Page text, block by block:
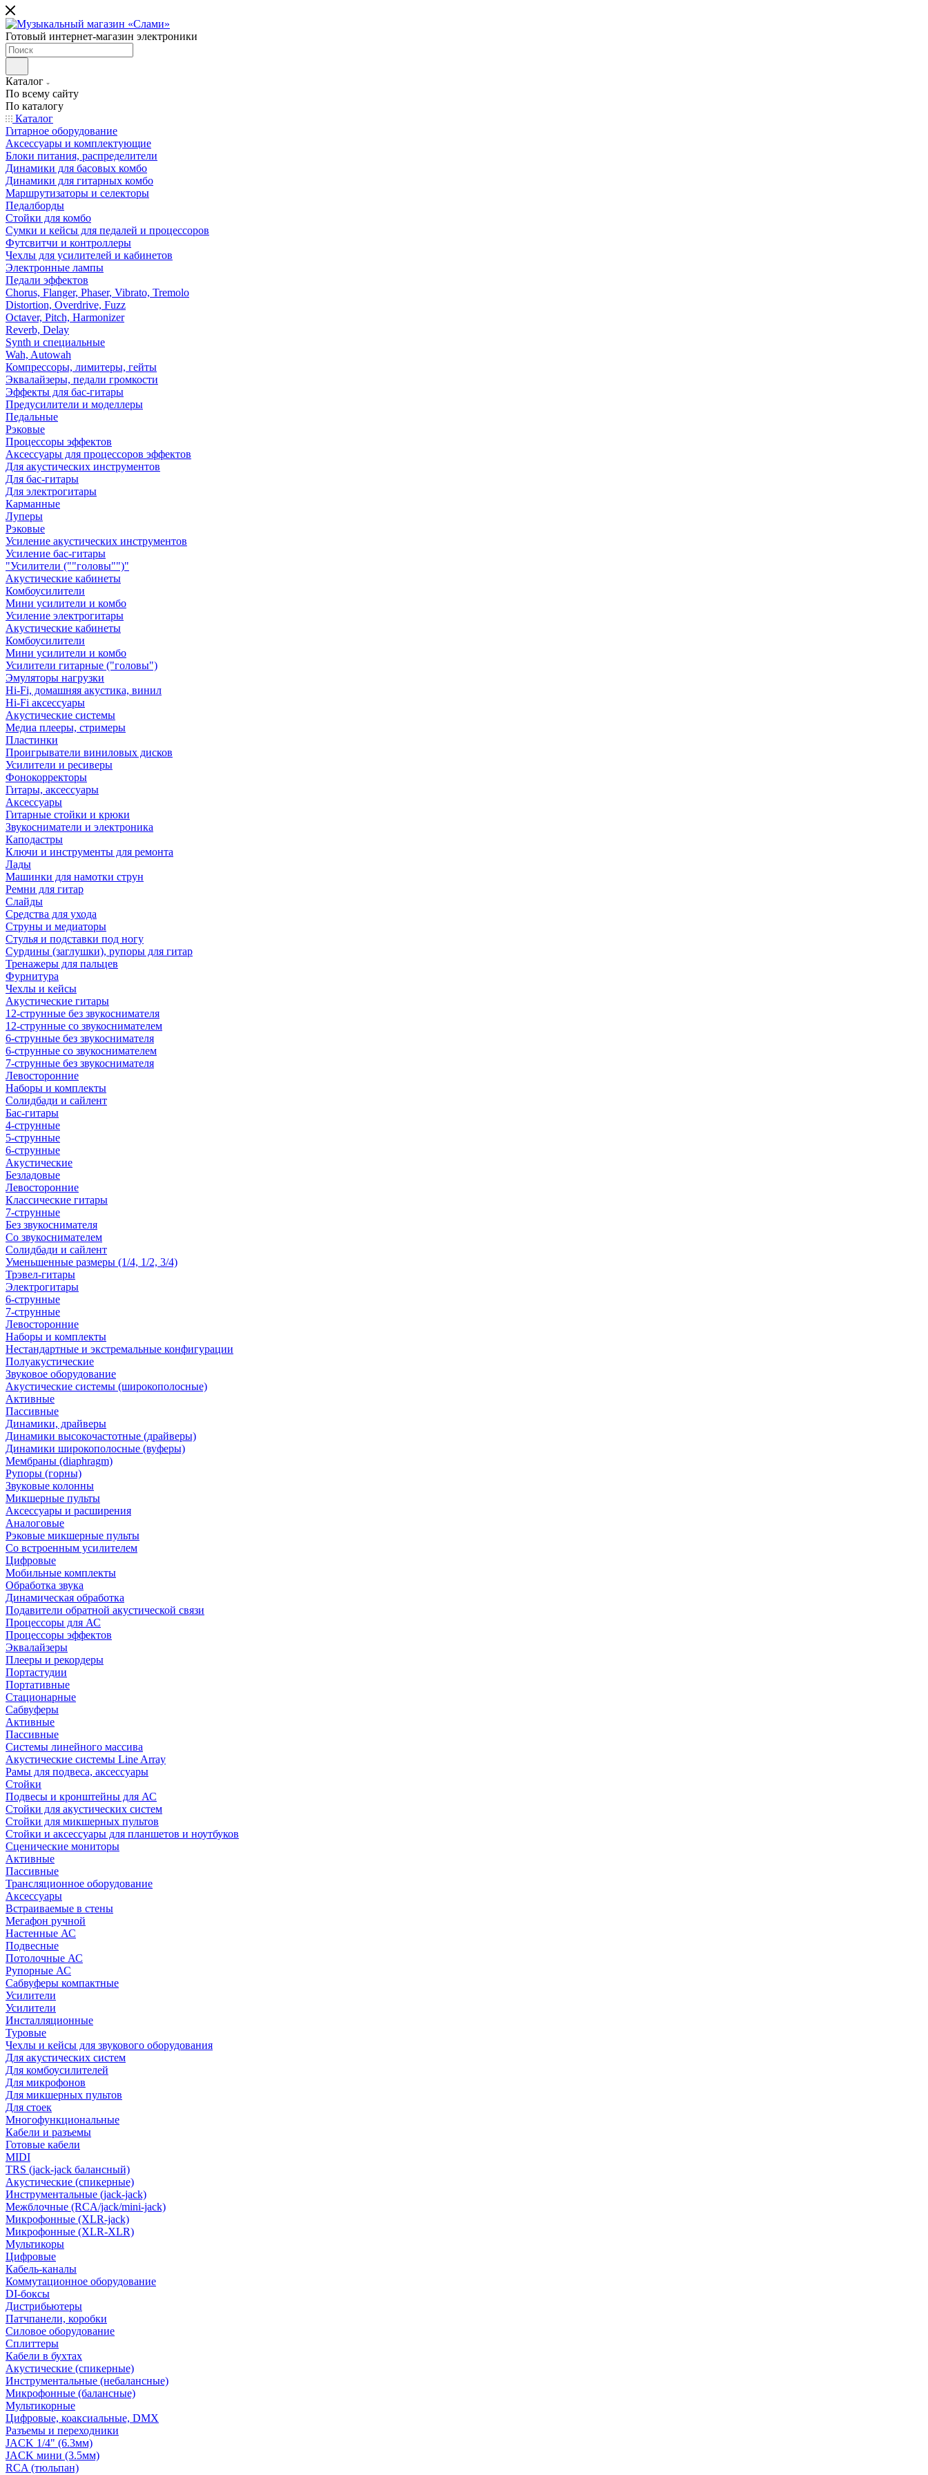
Готовый интернет-магазин электроники
Каталог
По всему сайту
По каталогу
Каталог
Гитарное оборудование
Аксессуары и комплектующие
Блоки питания, распределители
Динамики для басовых комбо
Динамики для гитарных комбо
Маршрутизаторы и селекторы
Педалборды
Стойки для комбо
Сумки и кейсы для педалей и процессоров
Футсвитчи и контроллеры
Чехлы для усилителей и кабинетов
Электронные лампы
Педали эффектов
Chorus, Flanger, Phaser, Vibrato, Tremolo
Distortion, Overdrive, Fuzz
Octaver, Pitch, Harmonizer
Reverb, Delay
Synth и специальные
Wah, Autowah
Компрессоры, лимитеры, гейты
Эквалайзеры, педали громкости
Эффекты для бас-гитары
Предусилители и моделлеры
Педальные
Рэковые
Процессоры эффектов
Аксессуары для процессоров эффектов
Для акустических инструментов
Для бас-гитары
Для электрогитары
Карманные
Луперы
Рэковые
Усиление акустических инструментов
Усиление бас-гитары
"Усилители (""головы"")"
Акустические кабинеты
Комбоусилители
Мини усилители и комбо
Усиление электрогитары
Акустические кабинеты
Комбоусилители
Мини усилители и комбо
Усилители гитарные ("головы")
Эмуляторы нагрузки
Hi-Fi, домашняя акустика, винил
Hi-Fi аксессуары
Акустические системы
Медиа плееры, стримеры
Пластинки
Проигрыватели виниловых дисков
Усилители и ресиверы
Фонокорректоры
Гитары, аксессуары
Аксессуары
Гитарные стойки и крюки
Звукосниматели и электроника
Каподастры
Ключи и инструменты для ремонта
Лады
Машинки для намотки струн
Ремни для гитар
Слайды
Средства для ухода
Струны и медиаторы
Стулья и подставки под ногу
Сурдины (заглушки), рупоры для гитар
Тренажеры для пальцев
Фурнитура
Чехлы и кейсы
Акустические гитары
12-струнные без звукоснимателя
12-струнные со звукоснимателем
6-струнные без звукоснимателя
6-струнные со звукоснимателем
7-струнные без звукоснимателя
Левосторонние
Наборы и комплекты
Солидбади и сайлент
Бас-гитары
4-струнные
5-струнные
6-струнные
Акустические
Безладовые
Левосторонние
Классические гитары
7-струнные
Без звукоснимателя
Со звукоснимателем
Солидбади и сайлент
Уменьшенные размеры (1/4, 1/2, 3/4)
Трэвел-гитары
Электрогитары
6-струнные
7-струнные
Левосторонние
Наборы и комплекты
Нестандартные и экстремальные конфигурации
Полуакустические
Звуковое оборудование
Акустические системы (широкополосные)
Активные
Пассивные
Динамики, драйверы
Динамики высокочастотные (драйверы)
Динамики широкополосные (вуферы)
Мембраны (diaphragm)
Рупоры (горны)
Звуковые колонны
Микшерные пульты
Аксессуары и расширения
Аналоговые
Рэковые микшерные пульты
Со встроенным усилителем
Цифровые
Мобильные комплекты
Обработка звука
Динамическая обработка
Подавители обратной акустической связи
Процессоры для АС
Процессоры эффектов
Эквалайзеры
Плееры и рекордеры
Портастудии
Портативные
Стационарные
Сабвуферы
Активные
Пассивные
Системы линейного массива
Акустические системы Line Array
Рамы для подвеса, аксессуары
Стойки
Подвесы и кронштейны для АС
Стойки для акустических систем
Стойки для микшерных пультов
Стойки и аксессуары для планшетов и ноутбуков
Сценические мониторы
Активные
Пассивные
Трансляционное оборудование
Аксессуары
Встраиваемые в стены
Мегафон ручной
Настенные АС
Подвесные
Потолочные АС
Рупорные АС
Сабвуферы компактные
Усилители
Усилители
Инсталляционные
Туровые
Чехлы и кейсы для звукового оборудования
Для акустических систем
Для комбоусилителей
Для микрофонов
Для микшерных пультов
Для стоек
Многофункциональные
Кабели и разъемы
Готовые кабели
MIDI
TRS (jack-jack балансный)
Акустические (спикерные)
Инструментальные (jack-jack)
Межблочные (RCA/jack/mini-jack)
Микрофонные (XLR-jack)
Микрофонные (XLR-XLR)
Мультикоры
Цифровые
Кабель-каналы
Коммутационное оборудование
DI-боксы
Дистрибьютеры
Патчпанели, коробки
Силовое оборудование
Сплиттеры
Кабели в бухтах
Акустические (спикерные)
Инструментальные (небалансные)
Микрофонные (балансные)
Мультикорные
Цифровые, коаксиальные, DMX
Разъемы и переходники
JACK 1/4" (6.3мм)
JACK мини (3.5мм)
RCA (тюльпан)